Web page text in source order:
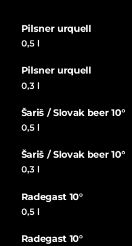
Pilsner urquell
0,5 l
Pilsner urquell
0,3 l
Šariš / Slovak beer 10°
0,5 l
Šariš / Slovak beer 10°
0,3 l
Radegast 10°
0,5 l
Radegast 10°